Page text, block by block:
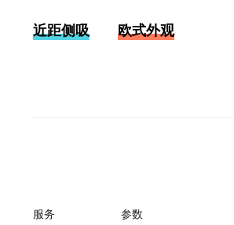
近距侧吸 欧式外观
服务 参数